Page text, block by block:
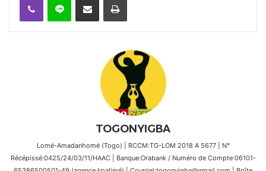
TOGONYIGBA
Lomé-Amadanhomé (Togo) | RCCM:TG-LOM 2018 A 5677 | N°
Récépissé:0425/24/03/11/HAAC | Banque:Orabank / Numéro de Compte:06101-